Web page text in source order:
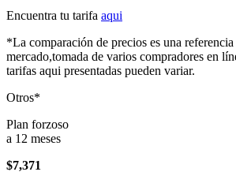
Encuentra tu tarifa aqui
*La comparación de precios es una
mercado,tomada de varios compradores en
tarifas aqui presentadas pueden variar.
Otros*
Plan forzoso
a 12 meses
$7,371